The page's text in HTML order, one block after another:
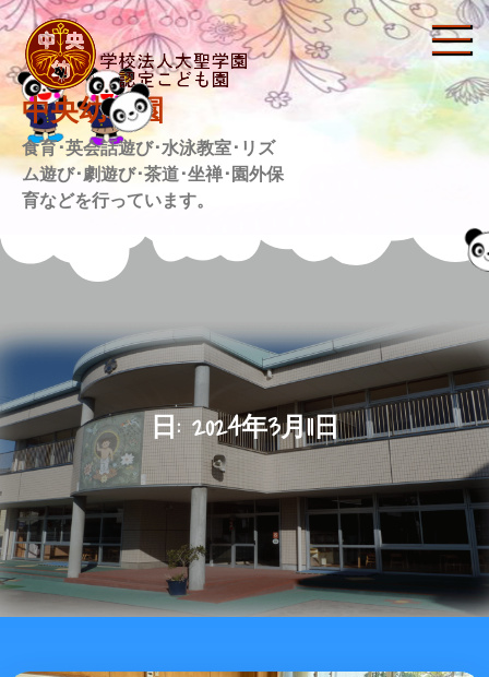
Skip
to
content
中央幼稚園
食育･英会話遊び･水泳教室･リズ
ム遊び･劇遊び･茶道･坐禅･園外保
育などを行っています。
日: 2024年3月11日